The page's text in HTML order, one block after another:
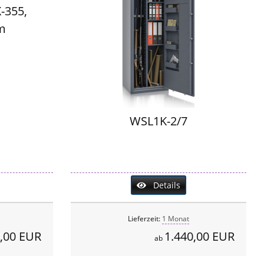
355,
EUR
WSL1K-2/7
Details
Lieferzeit: 1 Monat
ab 1.440,00 EUR